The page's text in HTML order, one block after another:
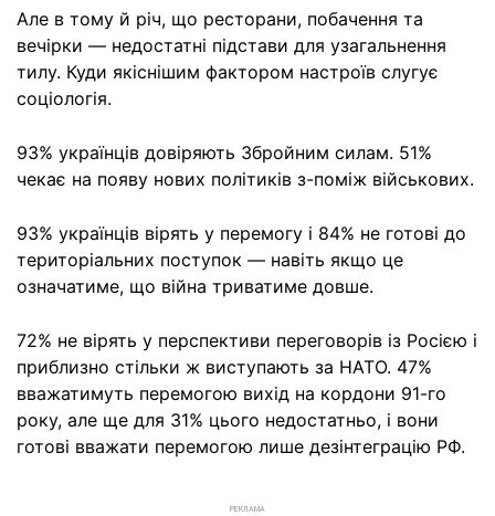
Але в тому й річ, що ресторани, побачення та
вечірки — недостатні підстави для узагальнення
тилу. Куди якіснішим фактором настроїв слугує
соціологія.
93% українців довіряють Збройним силам. 51%
чекає на появу нових політиків з-поміж військових.
93% українців вірять у перемогу і 84% не готові до
територіальних поступок — навіть якщо це
означатиме, що війна триватиме довше.
72% не вірять у перспективи переговорів із Росією і
приблизно стільки ж виступають за НАТО. 47%
вважатимуть перемогою вихід на кордони 91-го
року, але ще для 31% цього недостатньо, і вони
готові вважати перемогою лише дезінтеграцію РФ.
РЕКЛАМА